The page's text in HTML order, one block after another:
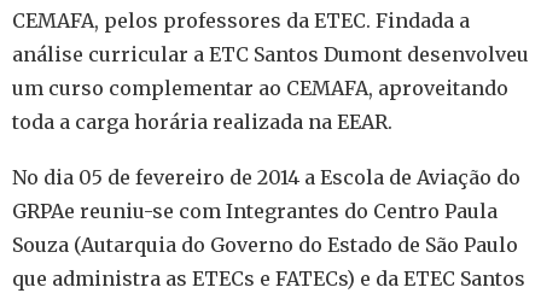
CEMAFA, pelos professores da ETEC. Findada a
análise curricular a ETC Santos Dumont desenvolveu
um curso complementar ao CEMAFA, aproveitando
toda a carga horária realizada na EEAR.
No dia 05 de fevereiro de 2014 a Escola de Aviação do
GRPAe reuniu-se com Integrantes do Centro Paula
Souza (Autarquia do Governo do Estado de São Paulo
que administra as ETECs e FATECs) e da ETEC Santos